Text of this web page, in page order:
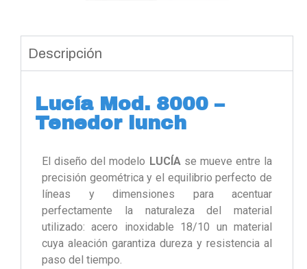
Descripción
Lucía Mod. 8000 –
Tenedor lunch
El diseño del modelo LUCÍA se mueve entre la
precisión geométrica y el equilibrio perfecto de
líneas y dimensiones para acentuar
perfectamente la naturaleza del material
utilizado: acero inoxidable 18/10 un material
cuya aleación garantiza dureza y resistencia al
paso del tiempo.